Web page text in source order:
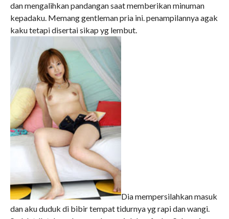
dan mengalihkan pandangan saat memberikan minuman
kepadaku. Memang gentleman pria ini. penampilannya agak
kaku tetapi disertai sikap yg lembut.
Dia mempersilahkan masuk
dan aku duduk di bibir tempat tidurnya yg rapi dan wangi.